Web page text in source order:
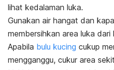
lihat kedalaman luka.
Gunakan air hangat dan
membersihkan area luka
Apabila bulu kucing cukup
mengganggu, cukur area